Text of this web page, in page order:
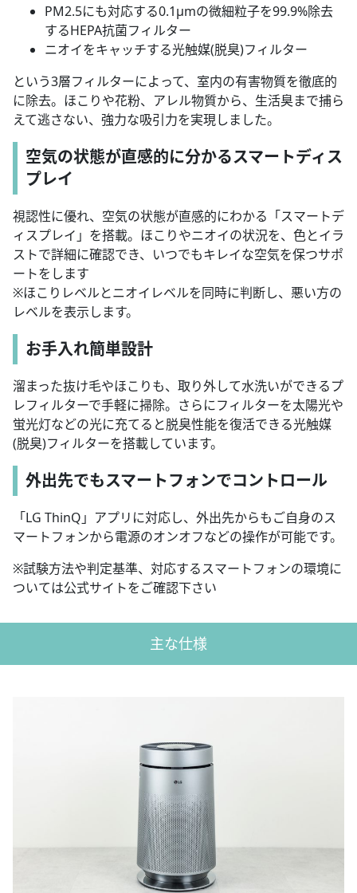
PM2.5にも対応する0.1µmの微細粒子を99.9%除去
するHEPA抗菌フィルター
ニオイをキャッチする光触媒(脱臭)フィルター
という3層フィルターによって、室内の有害物質を徹底的
に除去。ほこりや花粉、アレル物質から、生活臭まで捕ら
えて逃さない、強力な吸引力を実現しました。
空気の状態が直感的に分かるスマートディス
プレイ
視認性に優れ、空気の状態が直感的にわかる「スマートデ
ィスプレイ」を搭載。ほこりやニオイの状況を、色とイラ
ストで詳細に確認でき、いつでもキレイな空気を保つサポ
ートをします
※ほこりレベルとニオイレベルを同時に判断し、悪い方の
レベルを表示します。
お手入れ簡単設計
溜まった抜け毛やほこりも、取り外して水洗いができるプ
レフィルターで手軽に掃除。さらにフィルターを太陽光や
蛍光灯などの光に充てると脱臭性能を復活できる光触媒
(脱臭)フィルターを搭載しています。
外出先でもスマートフォンでコントロール
「LG ThinQ」アプリに対応し、外出先からもご自身のス
マートフォンから電源のオンオフなどの操作が可能です。
※試験方法や判定基準、対応するスマートフォンの環境に
ついては公式サイトをご確認下さい
主な仕様